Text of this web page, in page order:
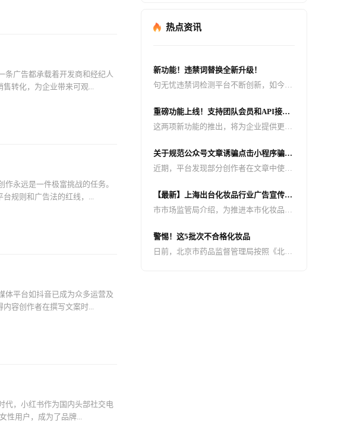
条广告都承载着开发商和经纪人
转化，为企业带来可观...
永远是一件极富挑战的任务。
规则和广告法的红线，...
体平台如抖音已成为众多运营及
容创作者在撰写文案时...
代，小红书作为国内头部社交电
性用户，成为了品牌...
热点资讯
新功能！违禁词替换全新升级！
句无忧违禁词检测平台不断创新，如今迎
以一键替换成拼音、同音词、emoji 表
重磅功能上线！支持团队会员和API接
口，助力企业高效管理与智能检测！
这两项新功能的推出，将为企业提供更加
轻松应对内容合规挑战。
关于规范公众号文章诱骗点击小程序骗取
广告收益行为的公告
近期，平台发现部分创作者在文章中使用
义或不完整的内容，并插入诱导性小程序
卡片、图片、文字链接，引导用户点击跳
转至无关或无效页面进行广告诱骗点击。
骗取广告收益，严重扰乱了平台的健康生
态。
【最新】上海出台化妆品行业广告宣传合
规指引
市市场监管局介绍，为推进本市化妆品产
建设的作用，日前，上海市市场监管局、
上海市药品监管局根据《广告法》《化妆
品监督管理条例》等法律法规以及化妆品
警惕！这5批次不合格化妆品
日前，北京市药品监督管理局按照《北京